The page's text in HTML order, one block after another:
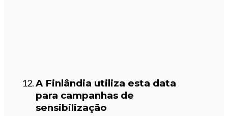
A Finlândia utiliza esta data
para campanhas de
sensibilização